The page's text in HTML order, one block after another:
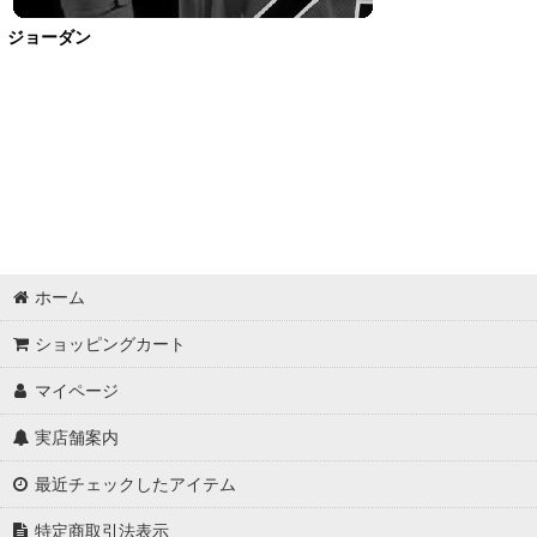
ジョーダン
ホーム
ショッピングカート
マイページ
実店舗案内
最近チェックしたアイテム
特定商取引法表示